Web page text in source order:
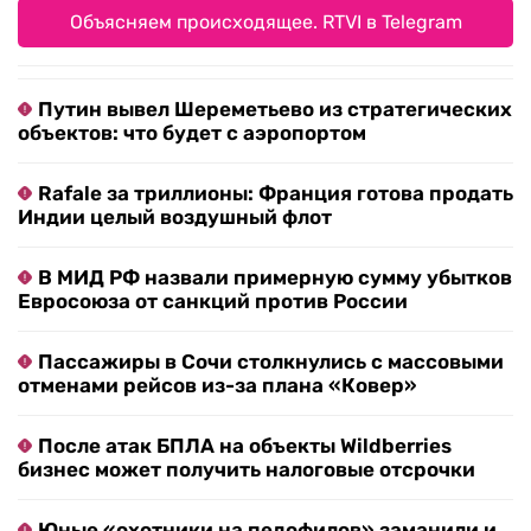
Объясняем происходящее. RTVI в Telegram
Путин вывел Шереметьево из стратегических
объектов: что будет с аэропортом
Rafale за триллионы: Франция готова продать
Индии целый воздушный флот
В МИД РФ назвали примерную сумму убытков
Евросоюза от санкций против России
Пассажиры в Сочи столкнулись с массовыми
отменами рейсов из-за плана «Ковер»
После атак БПЛА на объекты Wildberries
бизнес может получить налоговые отсрочки